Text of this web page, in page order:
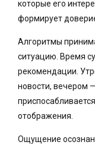
которые его
формирует
Алгоритмы
ситуацию. Время
рекомендации.
новости, вечером
отображения.
Ощущение